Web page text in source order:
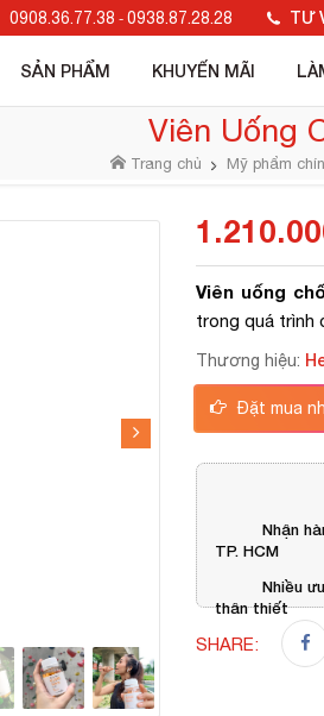
0908.36.77.38 - 0938.87.28.28 TƯ
SẢN PHẨM KHUYẾN MÃI
Viên Uống
Trang chủ Mỹ phẩm
Viên uống
trong quá trình
Thương hiệu:
Đặt mua
Nhận
TP. HCM
Nhiều
thân thiết
SHARE: